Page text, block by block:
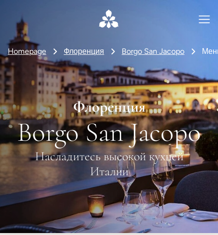
Homepage Флоренция Borgo San Jacopo
Флоренция
Borgo San Jacopo
Насладитесь высокой кухней
Италии